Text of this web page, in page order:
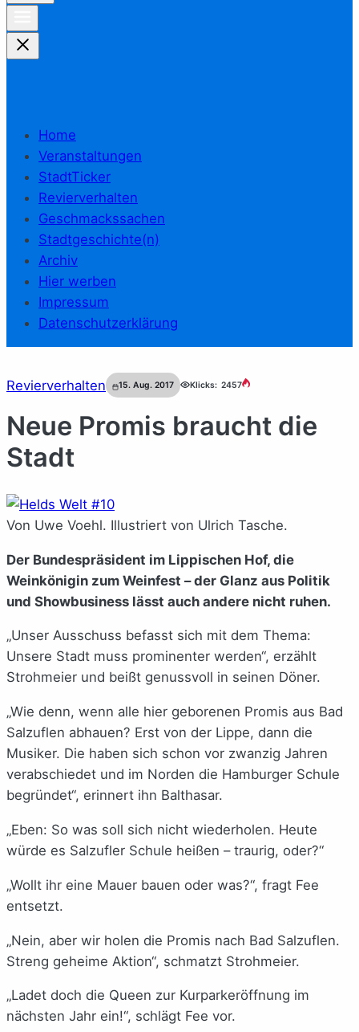
Home
Veranstaltungen
StadtTicker
Revierverhalten
Geschmackssachen
Stadtgeschichte(n)
Archiv
Hier werben
Impressum
Datenschutzerklärung
Revierverhalten 15. Aug. 2017 Klicks: 2457
Neue Promis braucht die
Stadt
Von Uwe Voehl. Illustriert von Ulrich Tasche.
Der Bundespräsident im Lippischen Hof, die
Weinkönigin zum Weinfest – der Glanz aus Politik
und Showbusiness lässt auch andere nicht ruhen.
„Unser Ausschuss befasst sich mit dem Thema:
Unsere Stadt muss prominenter werden“, erzählt
Strohmeier und beißt genussvoll in seinen Döner.
„Wie denn, wenn alle hier geborenen Promis aus Bad
Salzuflen abhauen? Erst von der Lippe, dann die
Musiker. Die haben sich schon vor zwanzig Jahren
verabschiedet und im Norden die Hamburger Schule
begründet“, erinnert ihn Balthasar.
„Eben: So was soll sich nicht wiederholen. Heute
würde es Salzufler Schule heißen – traurig, oder?“
„Wollt ihr eine Mauer bauen oder was?“, fragt Fee
entsetzt.
„Nein, aber wir holen die Promis nach Bad Salzuflen.
Streng geheime Aktion“, schmatzt Strohmeier.
„Ladet doch die Queen zur Kurparkeröffnung im
nächsten Jahr ein!“, schlägt Fee vor.